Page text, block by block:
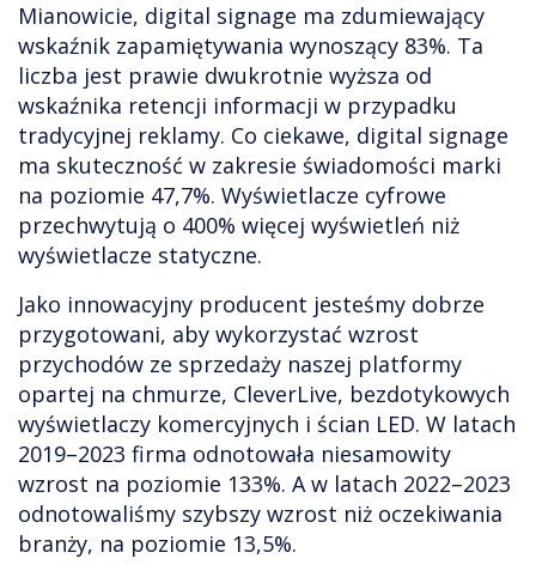
Mianowicie, digital signage ma zdumiewający
wskaźnik zapamiętywania wynoszący 83%. Ta
liczba jest prawie dwukrotnie wyższa od
wskaźnika retencji informacji w przypadku
tradycyjnej reklamy. Co ciekawe, digital signage
ma skuteczność w zakresie świadomości marki
na poziomie 47,7%. Wyświetlacze cyfrowe
przechwytują o 400% więcej wyświetleń niż
wyświetlacze statyczne.
Jako innowacyjny producent jesteśmy dobrze
przygotowani, aby wykorzystać wzrost
przychodów ze sprzedaży naszej platformy
opartej na chmurze, CleverLive, bezdotykowych
wyświetlaczy komercyjnych i ścian LED. W latach
2019–2023 firma odnotowała niesamowity
wzrost na poziomie 133%. A w latach 2022–2023
odnotowaliśmy szybszy wzrost niż oczekiwania
branży, na poziomie 13,5%.